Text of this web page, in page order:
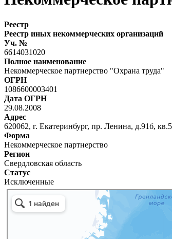
Реестр
Реестр иных некоммерческих организаций
Уч. №
6614031020
Полное наименование
Некоммерческое партнерство "Охрана труда"
ОГРН
1086600003401
Дата ОГРН
29.08.2008
Адрес
620062, г. Екатеринбург, пр. Ленина, д.91б,
Форма
Некоммерческое партнерство
Регион
Свердловская область
Статус
Исключенные